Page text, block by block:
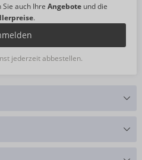
auch Ihre Angebote und die
.
jederzeit abbestellen.